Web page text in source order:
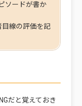
ソードが書か
線の評価を記
だと覚えておき